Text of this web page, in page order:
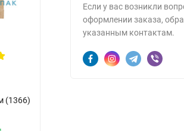
(1366)
310x170x60 мм
(1501)
Если у вас возникли
оформлении заказа,
указанным контактам.